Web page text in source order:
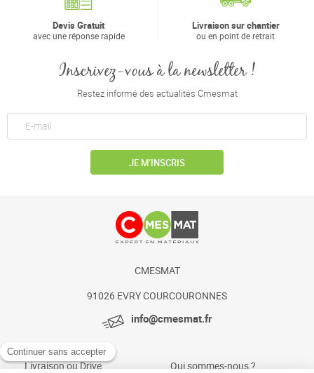
Devis Gratuit
avec une réponse rapide
Livraison sur chantier
ou en point de retrait
Inscrivez-vous à la newsletter !
Restez informé des actualités Cmesmat
JE M’INSCRIS
CMESMAT
91026 EVRY COURCOURONNES
info@cmesmat.fr
Livraison ou Drive Qui sommes-nous ?